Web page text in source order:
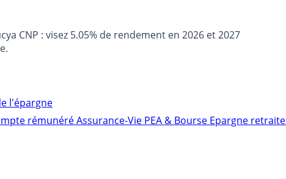
CNP : visez 5.05% de rendement en 2026 et 2027
l'épargne
rémunéréAssurance-Vie PEA & Bourse Epargne retraite